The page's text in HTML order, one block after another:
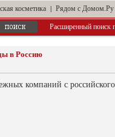
косметика | Рядом с Домом.Ру
Расширенный поиск
в Россию
компаний с